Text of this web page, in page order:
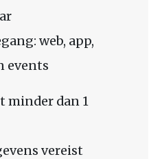
web, app,
events
minder dan 1
vereist